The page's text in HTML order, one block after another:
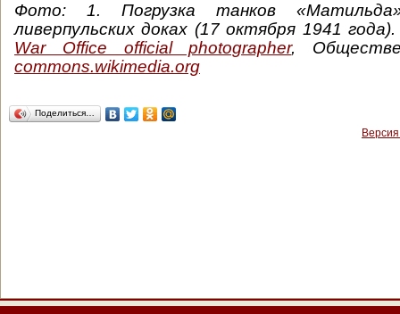
Фото: 1. Погрузка танков
ливерпульских доках (17 октября 1941
War Office official photographer,
commons.wikimedia.org
Поделиться…